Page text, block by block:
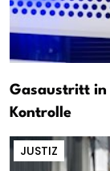
Gasaustritt in
Kontrolle
JUSTIZ